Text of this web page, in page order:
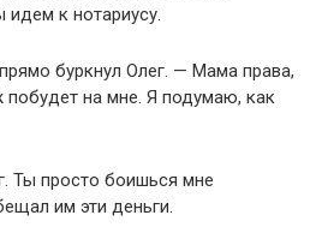
к нотариусу.
буркнул Олег. — Мама права,
побудет на мне. Я подумаю, как
Ты просто боишься мне
им эти деньги.